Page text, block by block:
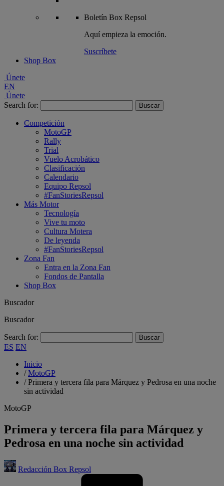
Boletín Box Repsol
Aquí empieza la emoción.
Suscríbete
Shop Box
Únete
EN
Únete
Search for:
Competición
MotoGP
Rally
Trial
Vuelo Acrobático
Clasificación
Calendario
Equipo Repsol
#FanStoriesRepsol
Más Motor
Tecnología
Vive tu moto
Cultura Motera
De leyenda
#FanStoriesRepsol
Zona Fan
Entra en la Zona Fan
Fondos de Pantalla
Shop Box
Buscador
Buscador
Search for:
ES EN
Inicio
/MotoGP
/Primera y tercera fila para Márquez y Pedrosa en una noche
sin actividad
MotoGP
Primera y tercera fila para Márquez y
Pedrosa en una noche sin actividad
Redacción Box Repsol